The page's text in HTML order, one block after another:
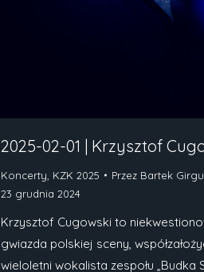
2025-02-01 | Krzysztof
Koncerty KZK 2025 Przez Bartek
23 grudnia 2024
Krzysztof Cugowski to
gwiazda polskiej sceny,
wieloletni wokalista zespołu „Budka